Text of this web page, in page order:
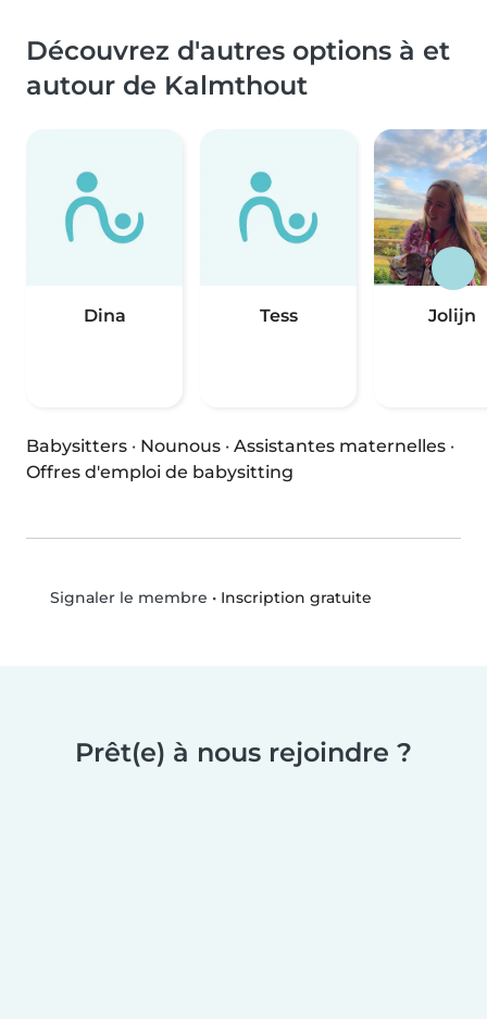
Découvrez d'autres options à et
autour de Kalmthout
Dina Tess Jolijn
Babysitters · Nounous · Assistantes maternelles ·
Offres d'emploi de babysitting
Signaler le membre • Inscription gratuite
Prêt(e) à nous rejoindre ?